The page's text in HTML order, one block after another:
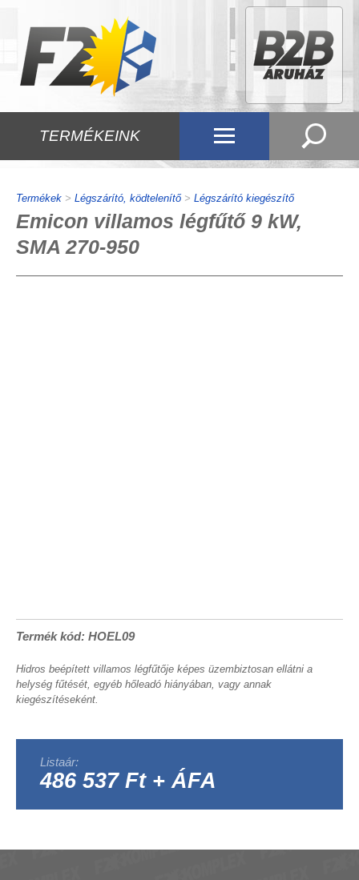
TERMÉKEINK
Termékek > Légszárító, ködtelenítő> Légszárító kiegészítő
Emicon villamos légfűtő 9 kW,
SMA 270-950
Termék kód: HOEL09
Hidros beépített villamos légfűtője képes üzembiztosan ellátni a
helység fűtését, egyéb hőleadó hiányában, vagy annak
kiegészítéseként.
Listaár:
486 537 Ft + ÁFA